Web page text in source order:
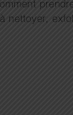
nettoyer,